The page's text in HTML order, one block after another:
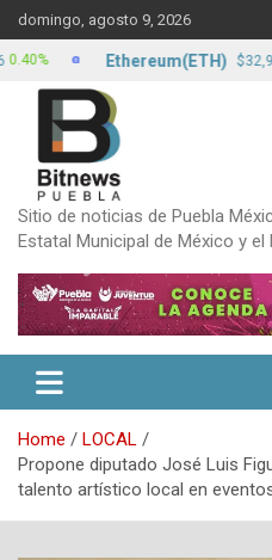
Skip
to
content
domingo, agosto 9, 2026
Sitio de noticias de Puebla
Estatal Municipal de México y el
Home
LOCAL
Propone diputado José Luis
talento artístico local en
Ethereum(ETH) $32,991.78